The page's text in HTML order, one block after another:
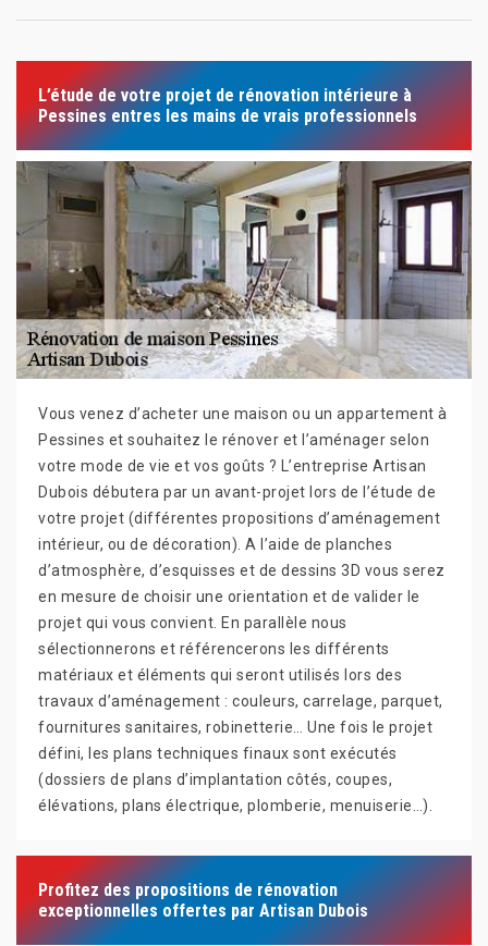
L’étude de votre projet de rénovation intérieure à
Pessines entres les mains de vrais professionnels
Vous venez d’acheter une maison ou un appartement à
Pessines et souhaitez le rénover et l’aménager selon
votre mode de vie et vos goûts ? L’entreprise Artisan
Dubois débutera par un avant-projet lors de l’étude de
votre projet (différentes propositions d’aménagement
intérieur, ou de décoration). A l’aide de planches
d’atmosphère, d’esquisses et de dessins 3D vous serez
en mesure de choisir une orientation et de valider le
projet qui vous convient. En parallèle nous
sélectionnerons et référencerons les différents
matériaux et éléments qui seront utilisés lors des
travaux d’aménagement : couleurs, carrelage, parquet,
fournitures sanitaires, robinetterie… Une fois le projet
défini, les plans techniques finaux sont exécutés
(dossiers de plans d’implantation côtés, coupes,
élévations, plans électrique, plomberie, menuiserie…).
Profitez des propositions de rénovation
exceptionnelles offertes par Artisan Dubois